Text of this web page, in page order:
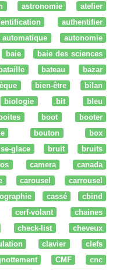
astronomie
atelier
authentifier
automatique
autonomie
baie
baie des sciences
bataille bateau
bazar
bien-être
bilan
biologie bit
bleu
boites boot
booter
bouton
box
glace bruit
bruits
camera
canada
carousel
carrousel
cassé
cbind
cerf-volant
chaines
check-list
cheveux
clavier
clefs
CMF
cnc